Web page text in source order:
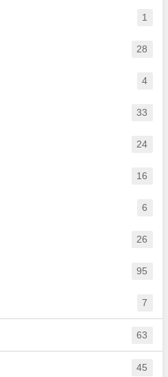
1
28
4
33
24
16
6
26
95
7
63
45